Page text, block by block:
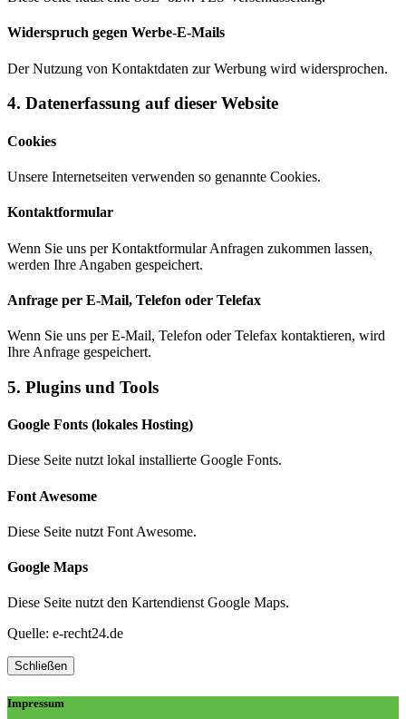
Widerspruch gegen Werbe-E-Mails
Der Nutzung von Kontaktdaten zur Werbung wird widersprochen.
4. Datenerfassung auf dieser Website
Cookies
Unsere Internetseiten verwenden so genannte Cookies.
Kontaktformular
Wenn Sie uns per Kontaktformular Anfragen zukommen lassen,
werden Ihre Angaben gespeichert.
Anfrage per E-Mail, Telefon oder Telefax
Wenn Sie uns per E-Mail, Telefon oder Telefax kontaktieren, wird
Ihre Anfrage gespeichert.
5. Plugins und Tools
Google Fonts (lokales Hosting)
Diese Seite nutzt lokal installierte Google Fonts.
Font Awesome
Diese Seite nutzt Font Awesome.
Google Maps
Diese Seite nutzt den Kartendienst Google Maps.
Quelle: e-recht24.de
Schließen
Impressum